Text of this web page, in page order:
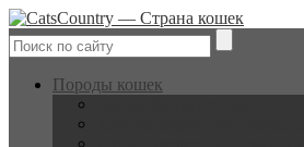
Породы кошек